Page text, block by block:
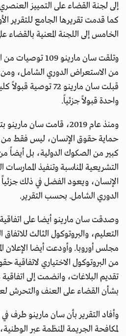
إلى لجنة القضاء على التمييز
كما قدمت تقريرها الجامع للتقرير
الخامس إلى اللجنة المعنية بالقضاء
وتلقت سان مارينو 109 توصيات من الدول
من الاستعراض الدوري الشامل،
قبلت سان مارينو 72
واحدة قبولاً جزئياً.
ومنذ عام 2019، قامت سان
حماية حقوق الإنسان، ليس فقط من
كبير من الصكوك الدولية، بل أيضاً من
التشريعية المناسبة وتنفيذ
الإنسان، ويعود الفضل في ذلك
الدوري الشامل. بحسب التقرير.
وصدقت سان مارينو أيضا على
التعليم، والبروتوكول الثالث
من البروتوكول الاختياري لاتفاقية
تقديم البلاغات، وانضمت إلى
بشأن القضاء على العنف والتحرش لعام
وأفاد التقرير بأن سان مارينو طرف في
لمكافحة الجريمة المنظمة عبر